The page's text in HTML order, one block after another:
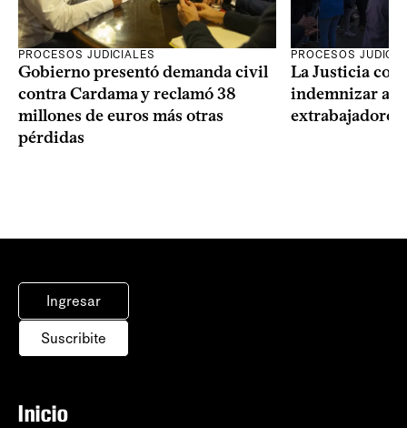
PROCESOS JUDICIALES
Gobierno presentó demanda civil
contra Cardama y reclamó 38
millones de euros más otras
pérdidas
PROCESOS
La Justicia
indemnizar a
extrabajadores
Ingresar
Suscribite
Inicio